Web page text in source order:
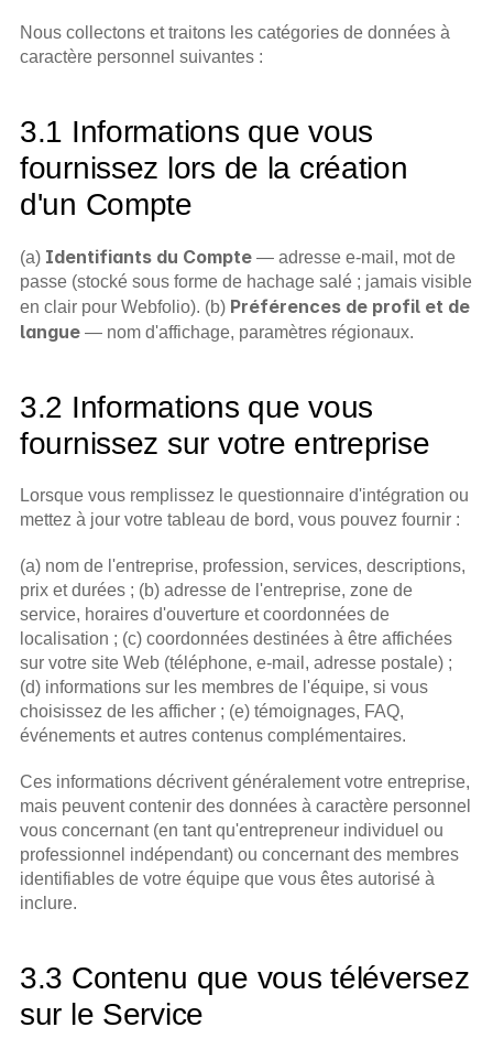
Nous collectons et traitons les catégories de données à
caractère personnel suivantes :
3.1 Informations que vous
fournissez lors de la création
d'un Compte
(a) Identifiants du Compte — adresse e-mail, mot de
passe (stocké sous forme de hachage salé ; jamais visible
en clair pour Webfolio). (b) Préférences de profil et de
langue — nom d'affichage, paramètres régionaux.
3.2 Informations que vous
fournissez sur votre entreprise
Lorsque vous remplissez le questionnaire d'intégration ou
mettez à jour votre tableau de bord, vous pouvez fournir :
(a) nom de l'entreprise, profession, services, descriptions,
prix et durées ; (b) adresse de l'entreprise, zone de
service, horaires d'ouverture et coordonnées de
localisation ; (c) coordonnées destinées à être affichées
sur votre site Web (téléphone, e-mail, adresse postale) ;
(d) informations sur les membres de l'équipe, si vous
choisissez de les afficher ; (e) témoignages, FAQ,
événements et autres contenus complémentaires.
Ces informations décrivent généralement votre entreprise,
mais peuvent contenir des données à caractère personnel
vous concernant (en tant qu'entrepreneur individuel ou
professionnel indépendant) ou concernant des membres
identifiables de votre équipe que vous êtes autorisé à
inclure.
3.3 Contenu que vous téléversez
sur le Service